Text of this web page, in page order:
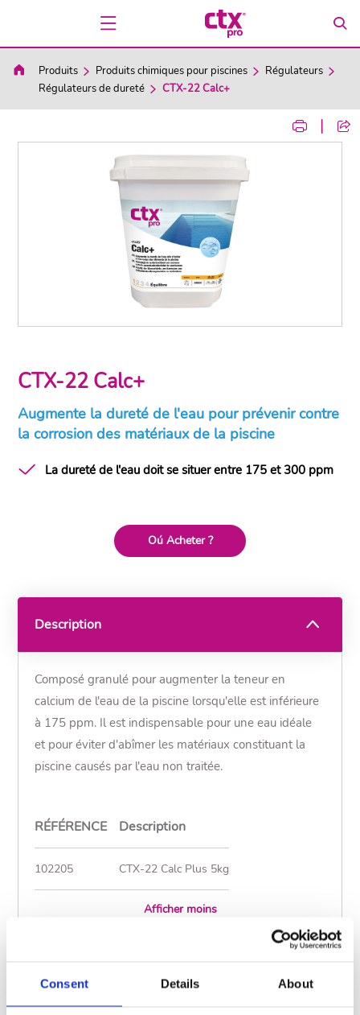
Consent Details About
Produits Produits chimiques pour piscines
Régulateurs
Régulateurs de dureté
CTX-22 Calc+
|
CTX-22 Calc+
Augmente la dureté de l'eau pour prévenir contre
la corrosion des matériaux de la piscine
La dureté de l'eau doit se situer entre 175 et 300 ppm
Oú Acheter ?
Description
Composé granulé pour augmenter la teneur en
calcium de l'eau de la piscine lorsqu'elle est inférieure
à 175 ppm. Il est indispensable pour une eau idéale
et pour éviter d'abîmer les matériaux constituant la
piscine causés par l'eau non traitée.
RÉFÉRENCE Description
102205 CTX-22 Calc Plus 5kg
Afficher moins